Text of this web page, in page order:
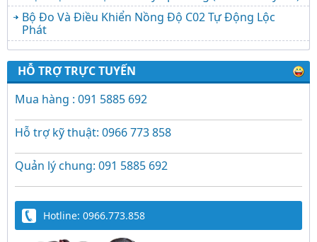
Bộ Đo Và Điều Khiển Nồng Độ C02 Tự Động Lộc
Phát
HỖ TRỢ TRỰC TUYẾN
Mua hàng : 091 5885 692
Hỗ trợ kỹ thuật: 0966 773 858
Quản lý chung: 091 5885 692
Hotline: 0966.773.858